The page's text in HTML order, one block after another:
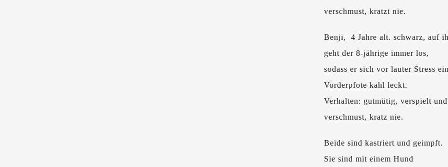
verschmust, kratzt nie.
Benji, 4 Jahre alt. schwarz, auf
geht der 8-jährige immer los,
sodass er sich vor lauter Stress
Vorderpfote kahl leckt.
Verhalten: gutmütig, verspielt und
verschmust, kratz nie.
Beide sind kastriert und geimpft.
Sie sind mit einem Hund